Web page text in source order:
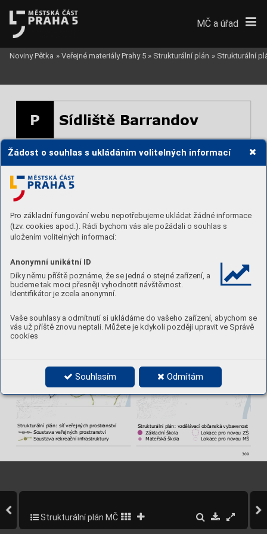
Žádost o souhlas s ukládáním volitelných informací
Pro základní fungování webu nepotřebujeme ukládat žádné informace
(tzv. cookies apod.). Rádi bychom vás ale požádali o souhlas s
uložením volitelných informací:
Anonymní unikátní ID
Díky němu příště poznáme, že se jedná o stejné zařízení, a
budeme tak moci přesněji vyhodnotit návštěvnost.
Identifikátor je zcela anonymní.
Vaše souhlasy a odmítnutí si ukládáme do vašeho zařízení, abychom se
vás už příště znovu neptali. Můžete je kdykoli později upravit ve Správě
cookies
Souhlasím Odmítám
309
Sídliště Barrandov
P
Strukturální plán: síť veřejných prostranství
          Soustav
a veřejných prostranství
          Soustav
a rekreační infrastruktury
Strukturální plán: charakter využití
          Městská struktura
          Areály
Strukturální plán: zeleň a rekreace
          Převážně rekreační char
akter
          Otevřená krajina
Strukturální plán: vzdělávací občanská vybavenost
     Základní škola
Lokace pro novou ZŠ
     Mateřská škola
Lokace pro novou MŠ
MČ a úřad
Noviny Pětka » Veřejné materiály Prahy 5 » Strukturální plán » Strukturální
Strukturální plán MČ Praha 5